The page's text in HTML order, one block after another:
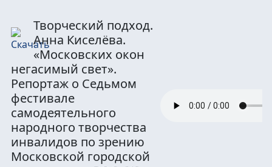
Творческий подход.
Анна Киселёва.
«Московских окон
негасимый свет».
Репортаж о Седьмом
фестивале
самодеятельного
народного творчества
инвалидов по зрению
Московской городской